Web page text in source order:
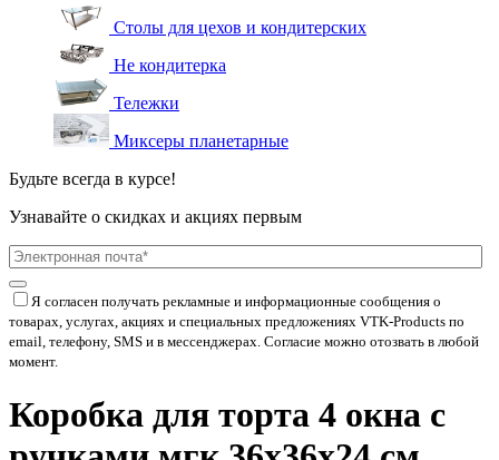
Столы для цехов и кондитерских
Не кондитерка
Тележки
Миксеры планетарные
Будьте всегда в курсе!
Узнавайте о скидках и акциях первым
Я согласен получать рекламные и информационные сообщения о
товарах, услугах, акциях и специальных предложениях VTK-Products по
email, телефону, SMS и в мессенджерах. Согласие можно отозвать в любой
момент.
Коробка для торта 4 окна с